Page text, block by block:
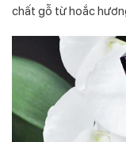
chất gỗ từ hoắc